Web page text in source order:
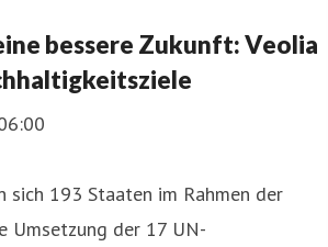
bessere Zukunft: Veolia
sich 193 Staaten im Rahmen der
Umsetzung der 17 UN-